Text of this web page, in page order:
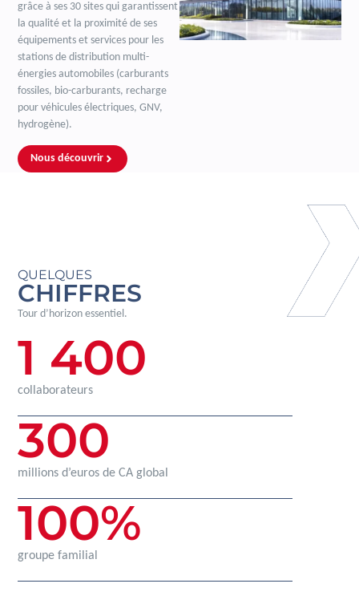
grâce à ses 30 sites qui garantissent
la qualité et la proximité de ses
équipements et services pour les
stations de distribution multi-
énergies automobiles (carburants
fossiles, bio-carburants, recharge
pour véhicules électriques, GNV,
hydrogène).
Nous découvrir
QUELQUES
CHIFFRES
Tour d’horizon essentiel.
collaborateurs
1 400
millions d’euros de CA global
300
groupe familial
100%